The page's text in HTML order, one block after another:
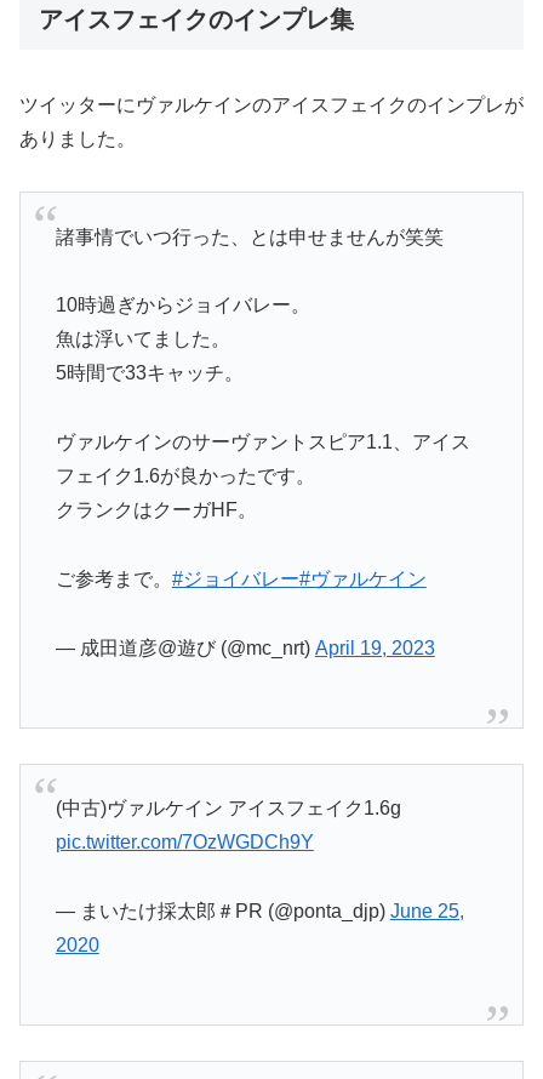
アイスフェイクのインプレ集
ツイッターにヴァルケインのアイスフェイクのインプレが
ありました。
諸事情でいつ行った、とは申せませんが笑笑
10時過ぎからジョイバレー。
魚は浮いてました。
5時間で33キャッチ。
ヴァルケインのサーヴァントスピア1.1、アイス
フェイク1.6が良かったです。
クランクはクーガHF。
ご参考まで。 #ジョイバレー#ヴァルケイン
— 成田道彦@遊び (@mc_nrt) April 19, 2023
(中古)ヴァルケイン アイスフェイク1.6g
pic.twitter.com/7OzWGDCh9Y
— まいたけ採太郎＃PR (@ponta_djp) June 25,
2020